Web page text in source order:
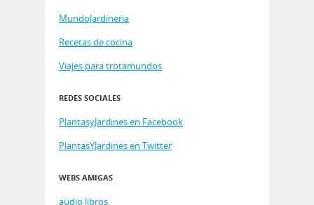
MundoJardineria
Recetas de cocina
Viajes para trotamundos
REDES SOCIALES
PlantasyJardines en Facebook
PlantasYJardines en Twitter
WEBS AMIGAS
audio libros